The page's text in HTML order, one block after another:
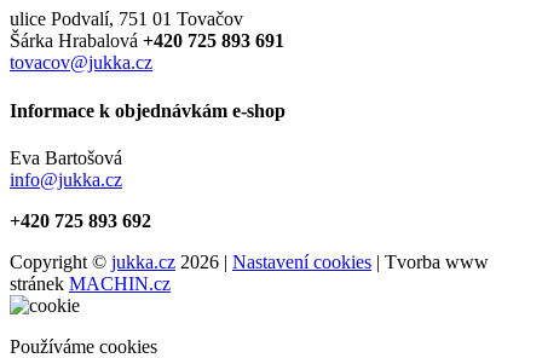
ulice Podvalí, 751 01 Tovačov
Šárka Hrabalová +420 725 893 691
tovacov@jukka.cz
Informace k objednávkám e-shop
Eva Bartošová
info@jukka.cz
+420 725 893 692
Copyright © jukka.cz 2026 | Nastavení cookies | Tvorba www
stránek MACHIN.cz
Používáme cookies